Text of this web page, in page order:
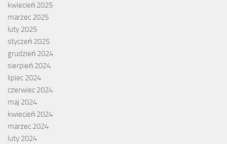
kwiecień 2025
marzec 2025
luty 2025
styczeń 2025
grudzień 2024
sierpień 2024
lipiec 2024
czerwiec 2024
maj 2024
kwiecień 2024
marzec 2024
luty 2024